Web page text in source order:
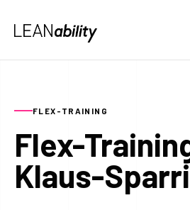
FLEX-TRAINING
Flex-
Klaus-